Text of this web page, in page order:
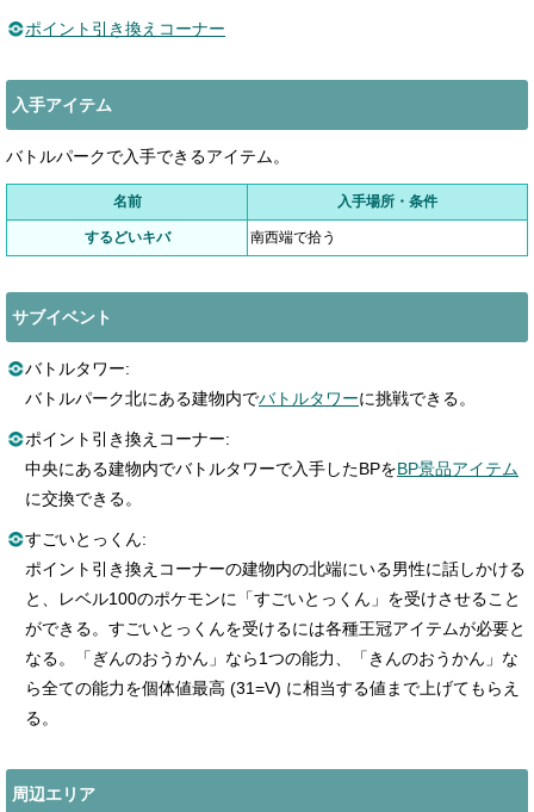
ポイント引き換えコーナー
入手アイテム
バトルパークで入手できるアイテム。
名前 入手場所・条件
するどいキバ 南西端で拾う
サブイベント
バトルタワー:
バトルパーク北にある建物内でバトルタワーに挑戦できる。
ポイント引き換えコーナー:
中央にある建物内でバトルタワーで入手したBPをBP景品アイテム
に交換できる。
すごいとっくん:
ポイント引き換えコーナーの建物内の北端にいる男性に話しかける
と、レベル100のポケモンに「すごいとっくん」を受けさせること
ができる。すごいとっくんを受けるには各種王冠アイテムが必要と
なる。「ぎんのおうかん」なら1つの能力、「きんのおうかん」な
ら全ての能力を個体値最高 (31=V) に相当する値まで上げてもらえ
る。
周辺エリア